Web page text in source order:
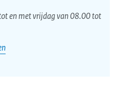
en met vrijdag van 08.00 tot